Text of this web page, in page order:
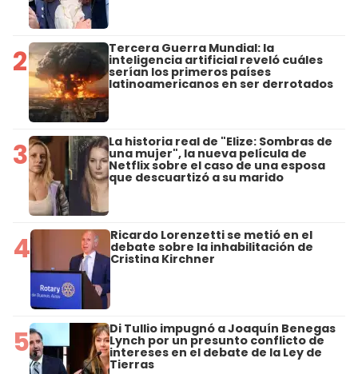
2 Tercera Guerra Mundial: la
inteligencia artificial reveló cuáles
serían los primeros países
latinoamericanos en ser derrotados
3 La historia real de "Elize: Sombras de
una mujer", la nueva película de
Netflix sobre el caso de una esposa
que descuartizó a su marido
4 Ricardo Lorenzetti se metió en el
debate sobre la inhabilitación de
Cristina Kirchner
5 Di Tullio impugnó a Joaquín Benegas
Lynch por un presunto conflicto de
intereses en el debate de la Ley de
Tierras